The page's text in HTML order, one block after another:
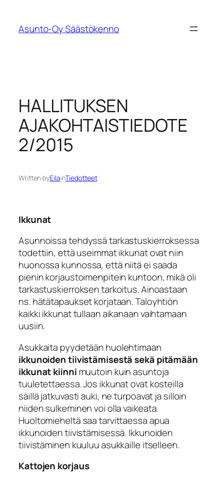
Asunto-Oy Säästökenno
HALLITUKSEN
AJAKOHTAISTIEDOTE
2/2015
Written byEilainTiedotteet
Ikkunat
Asunnoissa tehdyssä tarkastuskierroksessa
todettiin, että useimmat ikkunat ovat niin
huonossa kunnossa, että niitä ei saada
pienin korjaustoimenpitein kuntoon, mikä oli
tarkastuskierroksen tarkoitus. Ainoastaan
ns. hätätapaukset korjataan. Taloyhtiön
kaikki ikkunat tullaan aikanaan vaihtamaan
uusiin.
Asukkaita pyydetään huolehtimaan
ikkunoiden tiivistämisestä sekä pitämään
ikkunat kiinni muutoin kuin asuntoja
tuuletettaessa. Jos ikkunat ovat kosteilla
säillä jatkuvasti auki, ne turpoavat ja silloin
niiden sulkeminen voi olla vaikeata.
Huoltomieheltä saa tarvittaessa apua
ikkunoiden tiivistämisessä. Ikkunoiden
tiivistäminen kuuluu asukkaille itselleen.
Kattojen korjaus